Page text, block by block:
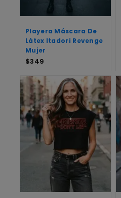
Playera Máscara De
Látex Itadori Revenge
Mujer
$349